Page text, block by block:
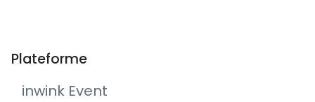
Plateforme
inwink Event